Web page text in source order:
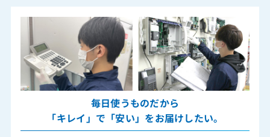
毎日使うものだから
「キレイ」で「安い」をお届けしたい。